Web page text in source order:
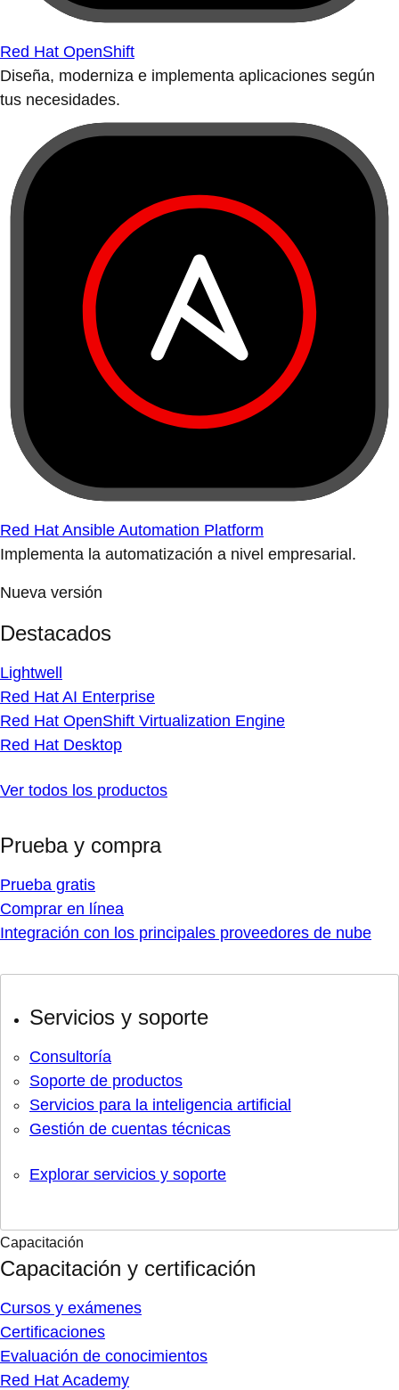
Red Hat OpenShift
Diseña, moderniza e implementa aplicaciones según
tus necesidades.
Red Hat Ansible Automation Platform
Implementa la automatización a nivel empresarial.
Nueva versión
Destacados
Lightwell
Red Hat AI Enterprise
Red Hat OpenShift Virtualization Engine
Red Hat Desktop
Ver todos los productos
Prueba y compra
Prueba gratis
Comprar en línea
Integración con los principales proveedores de nube
Servicios y soporte
Consultoría
Soporte de productos
Servicios para la inteligencia artificial
Gestión de cuentas técnicas
Explorar servicios y soporte
Capacitación
Capacitación y certificación
Cursos y exámenes
Certificaciones
Evaluación de conocimientos
Red Hat Academy